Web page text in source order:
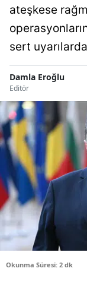
ateşkese
sert
Damla Eroğlu
Editör
Okunma Süresi: 2 dk